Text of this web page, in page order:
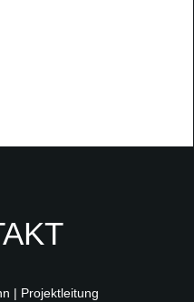
| Projektleitung